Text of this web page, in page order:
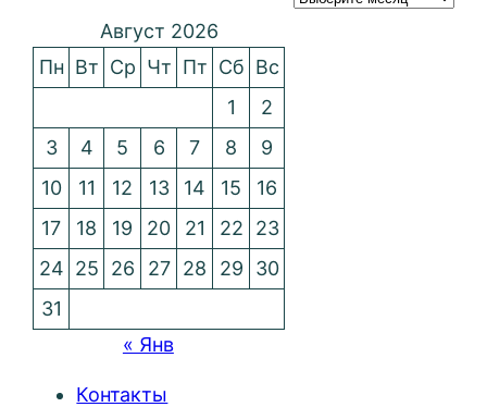
Август 2026
Пн Вт Ср Чт Пт Сб Вс
1
2
3
4 5 6 7 8
9
10
11 12 13 14 15
16
17
18 19 20 21 22
23
24 25 26 27 28 29
30
31
« Янв
Контакты